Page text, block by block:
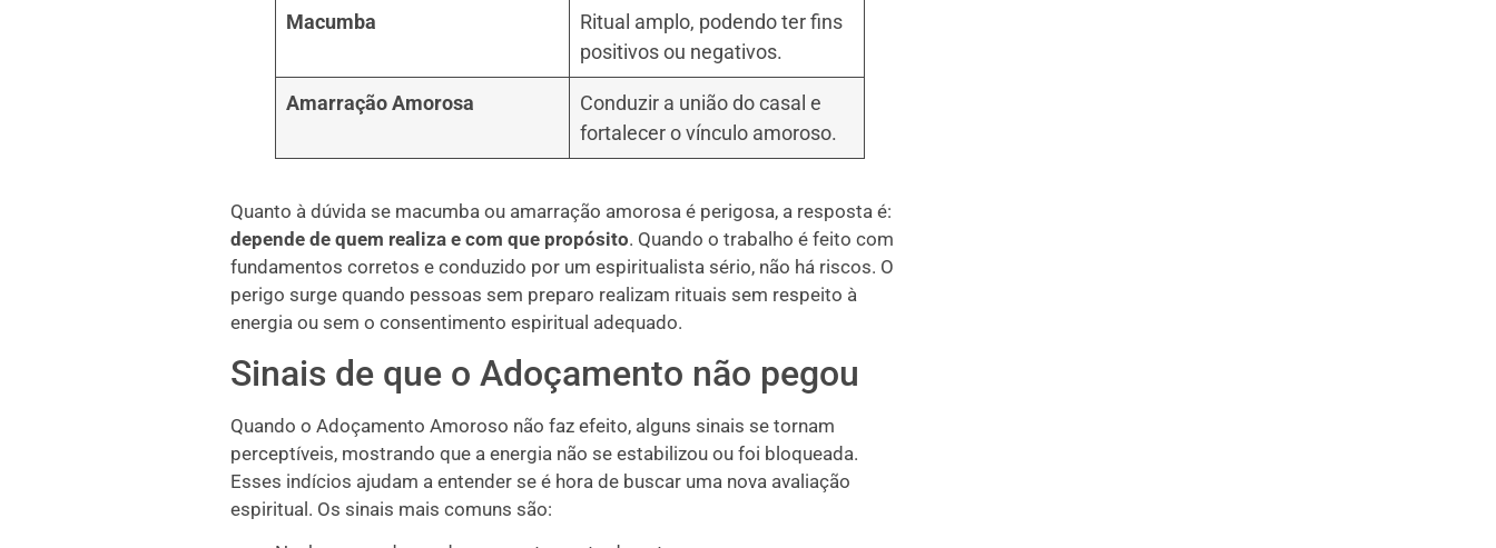
Macumba
Ritual amplo, podendo ter fins
positivos ou negativos.
Amarração Amorosa
Conduzir a união do casal e
fortalecer o vínculo amoroso.
Quanto à dúvida se macumba ou amarração amorosa é perigosa, a resposta é:
depende de quem realiza e com que propósito. Quando o trabalho é feito com
fundamentos corretos e conduzido por um espiritualista sério, não há riscos. O
perigo surge quando pessoas sem preparo realizam rituais sem respeito à
energia ou sem o consentimento espiritual adequado.
Sinais de que o Adoçamento não pegou
Quando o Adoçamento Amoroso não faz efeito, alguns sinais se tornam
perceptíveis, mostrando que a energia não se estabilizou ou foi bloqueada.
Esses indícios ajudam a entender se é hora de buscar uma nova avaliação
espiritual. Os sinais mais comuns são: